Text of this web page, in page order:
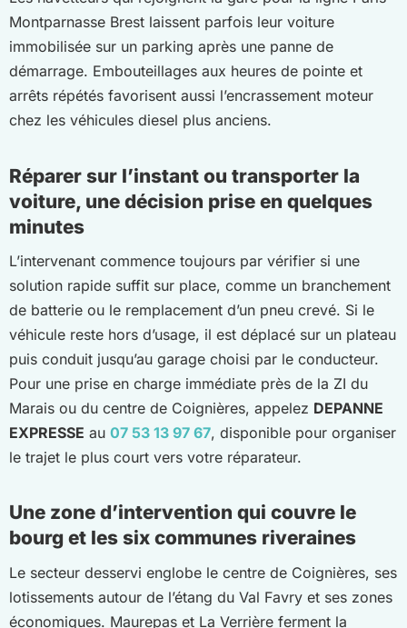
Montparnasse Brest laissent parfois leur voiture
immobilisée sur un parking après une panne de
démarrage. Embouteillages aux heures de pointe et
arrêts répétés favorisent aussi l’encrassement moteur
chez les véhicules diesel plus anciens.
Réparer sur l’instant ou transporter la
voiture, une décision prise en quelques
minutes
L’intervenant commence toujours par vérifier si une
solution rapide suffit sur place, comme un branchement
de batterie ou le remplacement d’un pneu crevé. Si le
véhicule reste hors d’usage, il est déplacé sur un plateau
puis conduit jusqu’au garage choisi par le conducteur.
Pour une prise en charge immédiate près de la ZI du
Marais ou du centre de Coignières, appelez DEPANNE
EXPRESSE au 07 53 13 97 67, disponible pour organiser
le trajet le plus court vers votre réparateur.
Une zone d’intervention qui couvre le
bourg et les six communes riveraines
Le secteur desservi englobe le centre de Coignières, ses
lotissements autour de l’étang du Val Favry et ses zones
économiques. Maurepas et La Verrière ferment la